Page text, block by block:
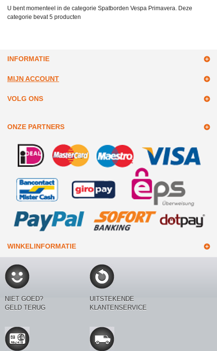
U bent momenteel in de categorie Spatborden Vespa Primavera. Deze
categorie bevat5 producten
INFORMATIE
MIJN ACCOUNT
VOLG ONS
ONZE PARTNERS
WINKELINFORMATIE
NIET GOED?
GELD TERUG
UITSTEKENDE
KLANTENSERVICE